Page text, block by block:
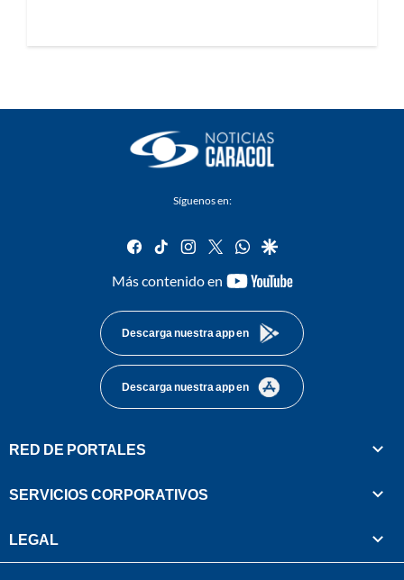
Síguenos en:
facebook
tiktok instagram
twitterwhatsapp
google
Más contenido en
youtube-
Descarga nuestra app en
Descarga nuestra app en
RED DE PORTALES
SERVICIOS CORPORATIVOS
LEGAL